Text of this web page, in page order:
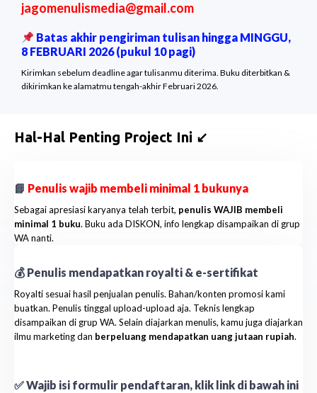
jagomenulismedia@gmail.com
Batas akhir pengiriman tulisan hingga MINGGU,
8 FEBRUARI 2026 (pukul 10 pagi)
Kirimkan sebelum deadline agar tulisanmu diterima. Buku diterbitkan &
dikirimkan ke alamatmu tengah-akhir Februari 2026.
Hal-Hal Penting Project Ini ↙️
📘 Penulis wajib membeli minimal 1 bukunya
Sebagai apresiasi karyanya telah terbit, penulis WAJIB membeli
minimal 1 buku. Buku ada DISKON, info lengkap disampaikan di grup
WA nanti.
💰 Penulis mendapatkan royalti & e-sertifikat
Royalti sesuai hasil penjualan penulis. Bahan/konten promosi kami
buatkan. Penulis tinggal upload-upload aja. Teknis lengkap
disampaikan di grup WA. Selain diajarkan menulis, kamu juga diajarkan
ilmu marketing dan berpeluang mendapatkan uang jutaan rupiah.
✅ Wajib isi formulir pendaftaran, klik link di bawah ini